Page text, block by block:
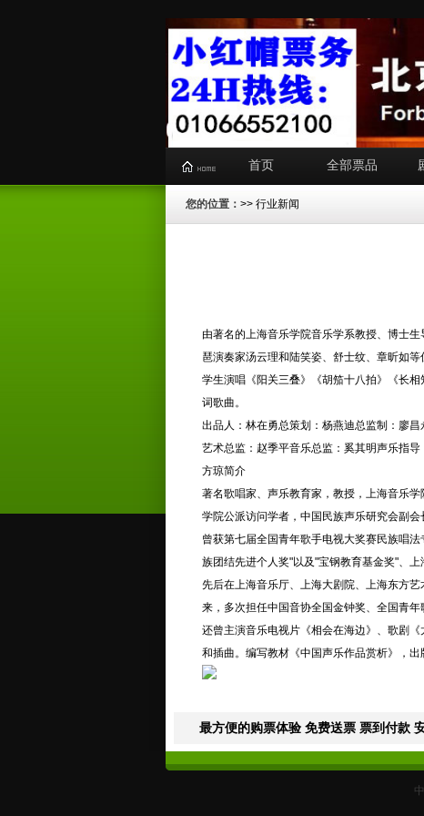
首页 全部票品
您的位置： >> 行业新闻
由著名的上海音乐学院音乐学系教授、博士
琶演奏家汤云理和陆笑姿、舒士纹、章昕如
学生演唱《阳关三叠》《胡笳十八拍》《长
词歌曲。
出品人：林在勇总策划：杨燕迪总监制：廖昌
艺术总监：赵季平音乐总监：奚其明声乐指导
方琼简介
著名歌唱家、声乐教育家，教授，上海音乐
学院公派访问学者，中国民族声乐研究会副
曾获第七届全国青年歌手电视大奖赛民族唱
族团结先进个人奖"以及"宝钢教育基金奖"、
先后在上海音乐厅、上海大剧院、上海东方
来，多次担任中国音协全国金钟奖、全国青
还曾主演音乐电视片《相会在海边》、歌剧
和插曲。编写教材《中国声乐作品赏析》，
最方便的购票体验 免费送票 票到付款